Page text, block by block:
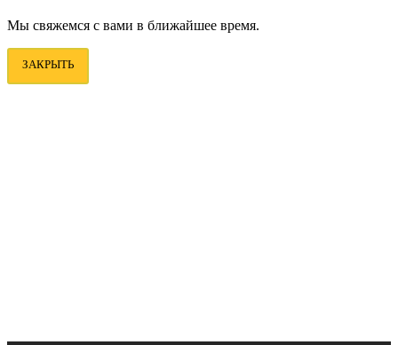
Мы свяжемся с вами в ближайшее время.
ЗАКРЫТЬ